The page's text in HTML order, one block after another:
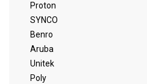
Proton
SYNCO
Benro
Aruba
Unitek
Poly